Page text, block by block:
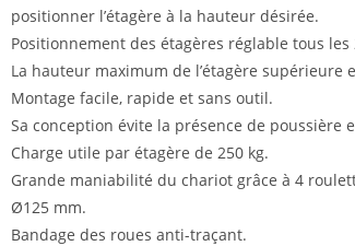
positionner l’étagère à la hauteur désirée.
Positionnement des étagères réglable tous les
La hauteur maximum de l’étagère supérieure
Montage facile, rapide et sans outil.
Sa conception évite la présence de poussière
Charge utile par étagère de 250 kg.
Grande maniabilité du chariot grâce à 4
Ø125 mm.
Bandage des roues anti-traçant.